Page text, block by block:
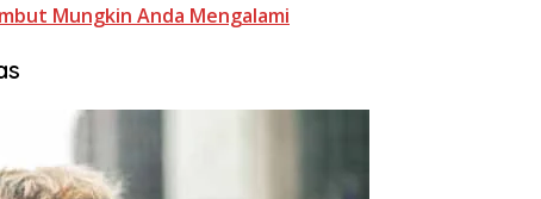
Mungkin Anda Mengalami